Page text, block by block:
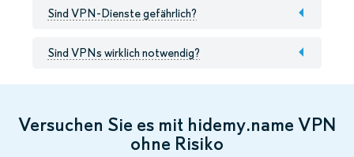
Sind VPN-Dienste gefährlich?
Sind VPNs wirklich notwendig?
Versuchen Sie es mit hidemy.name VPN
ohne Risiko